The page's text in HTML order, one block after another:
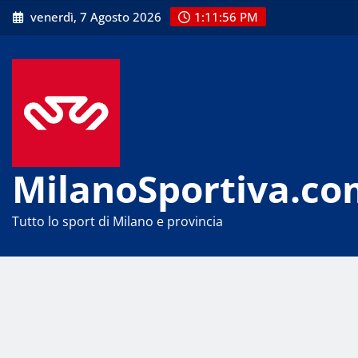
Skip
to
venerdì, 7 Agosto 2026 1:11:56 PM
Tutto lo sport di Milano e provincia